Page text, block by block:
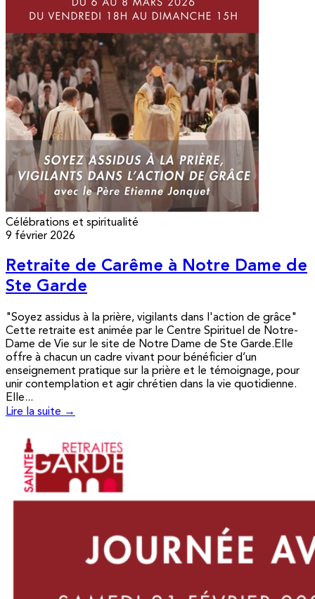
Célébrations et spiritualité
9 février 2026
Retraite de Carême à Notre Dame de
Ste Garde
"Soyez assidus à la prière, vigilants dans l'action de grâce"
Cette retraite est animée par le Centre Spirituel de Notre-
Dame de Vie sur le site de Notre Dame de Ste Garde.Elle
offre à chacun un cadre vivant pour bénéficier d’un
enseignement pratique sur la prière et le témoignage, pour
unir contemplation et agir chrétien dans la vie quotidienne.
Elle...
Lire la suite →